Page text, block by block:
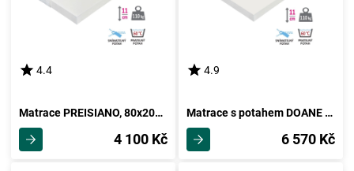
4.4
Matrace PREISIANO, 80x200 cm
4 100 Kč
4.9
Matrace s potahem DOANE 160x200 cm
6 570 Kč